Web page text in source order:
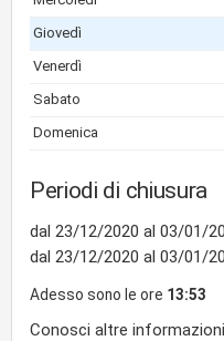
Giovedì
Venerdì
Sabato
Domenica
Periodi di chiusura
dal 23/12/2020 al 03/01/
dal 23/12/2020 al 03/01/
Adesso sono le ore 13:53
Conosci altre